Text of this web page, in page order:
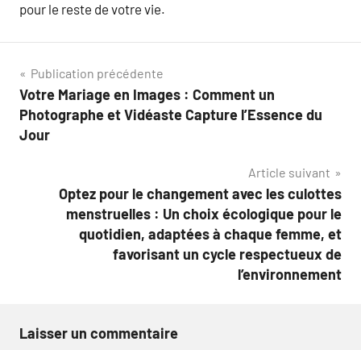
pour le reste de votre vie.
Navigation
de
l’article
Publication précédente
Votre Mariage en Images : Comment un
Photographe et Vidéaste Capture l’Essence du
Jour
Article suivant
Optez pour le changement avec les culottes
menstruelles : Un choix écologique pour le
quotidien, adaptées à chaque femme, et
favorisant un cycle respectueux de
l’environnement
Laisser un commentaire